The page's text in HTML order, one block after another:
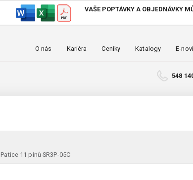
VAŠE POPTÁVKY A OBJEDNÁVKY
O nás Kariéra Ceníky Katalogy E-
548
Patice 11 pinů SR3P-05C